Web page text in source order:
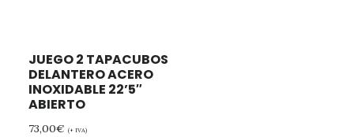
JUEGO 2 TAPACUBOS
DELANTERO ACERO
INOXIDABLE 22’5″
ABIERTO
73,00€ (+ IVA)